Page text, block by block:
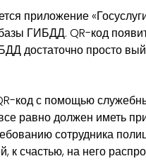
приложение
ГИБДД. QR-код
достаточно просто
код с помощью
равно должен иметь
сотрудника
счастью, на него